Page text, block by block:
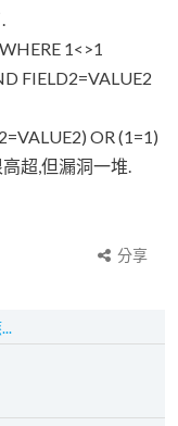
1<>1
FIELD2=VALUE2
OR (1=1)
超,但漏洞一堆.
分享